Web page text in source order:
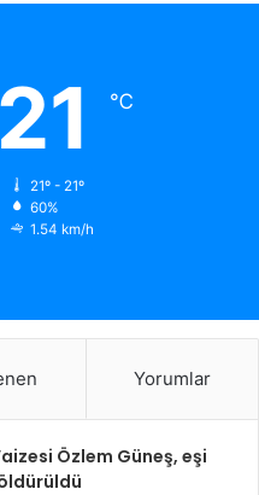
21 ℃
21º - 21º
60%
1.54 km/h
Yorumlar
Özlem Güneş, eşi